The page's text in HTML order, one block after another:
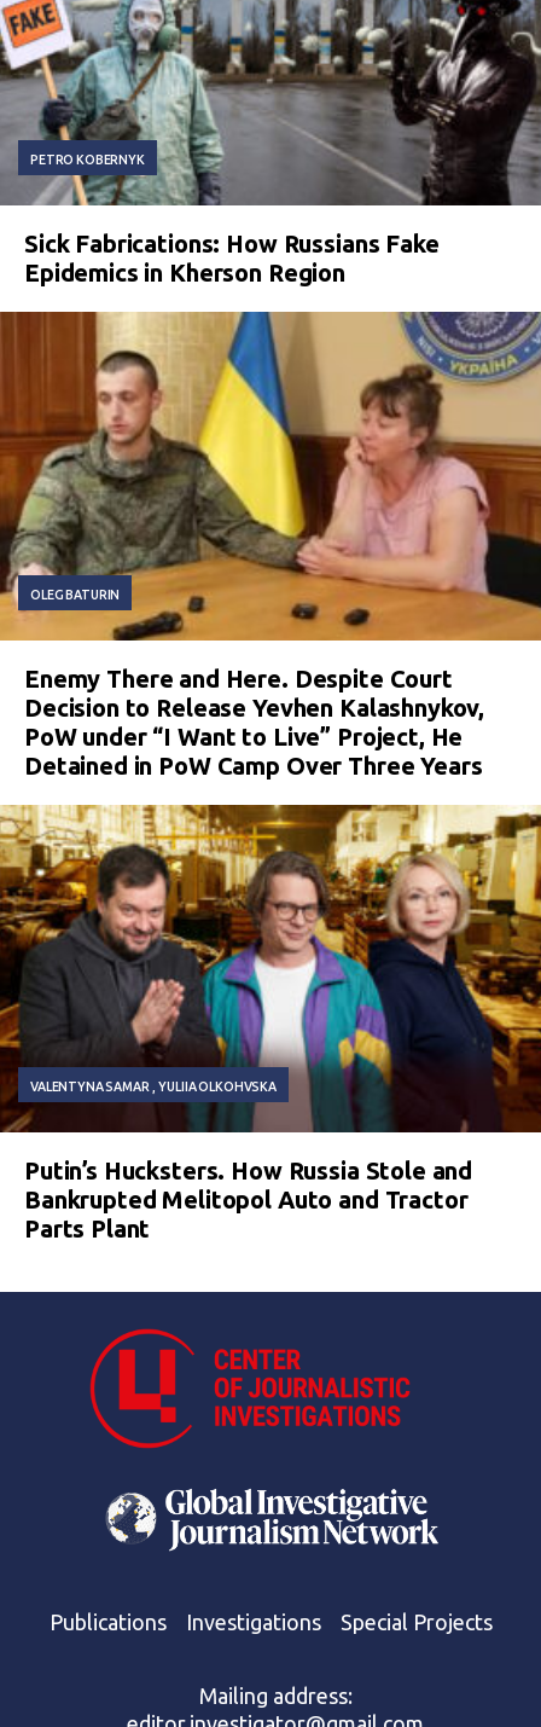
PETRO KOBERNYK
Sick Fabrications: How Russians Fake
Epidemics in Kherson Region
OLEG BATURIN
Enemy There and Here. Despite Court
Decision to Release Yevhen Kalashnykov,
PoW under “I Want to Live” Project, He
Detained in PoW Camp Over Three Years
VALENTYNA SAMAR YULIIA OLKOHVSKA
Putin’s Hucksters. How Russia Stole and
Bankrupted Melitopol Auto and Tractor
Parts Plant
Publications Investigations Special Projects
Mailing address: